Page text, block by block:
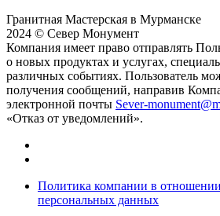
Гранитная Мастерская в Мурманске
2024 © Север Монумент
Компания имеет право отправлять
о новых продуктах и услугах,
различных событиях. Пользователь
получения сообщений, направив
электронной почты Sever-
«Отказ от уведомлений».
Политика компании в
персональных данных